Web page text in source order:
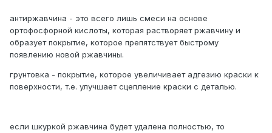
антиржавчина - это всего лишь смеси на основе
ортофосфорной кислоты, которая растворяет ржавчину и
образует покрытие, которое препятствует быстрому
появлению новой ржавчины.
грунтовка - покрытие, которое увеличивает адгезию краски к
поверхности, т.е. улучшает сцепление краски с деталью.
если шкуркой ржавчина будет удалена полностью, то